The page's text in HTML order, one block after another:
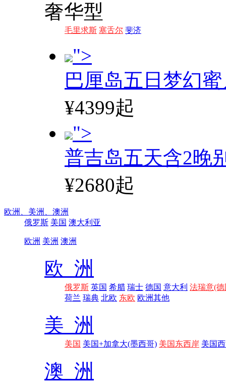
奢华型
毛里求斯 塞舌尔 斐济
">
巴厘岛五日梦幻
¥4399起
">
普吉岛五天含2晚
¥2680起
欧洲、 美洲、 澳洲
俄罗斯 美国 澳大利亚
欧洲 美洲 澳洲
欧 洲
俄罗斯 英国 希腊 瑞士 德国 意大利 法瑞意(德
荷兰 瑞典 北欧 东欧 欧洲其他
美 洲
美国 美国+加拿大(墨西哥) 美国东西岸 美国
澳 洲